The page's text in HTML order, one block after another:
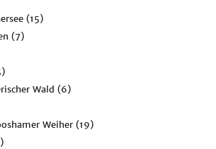
(15)
(7)
Wald (6)
Weiher (19)